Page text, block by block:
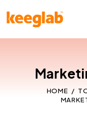
HOME